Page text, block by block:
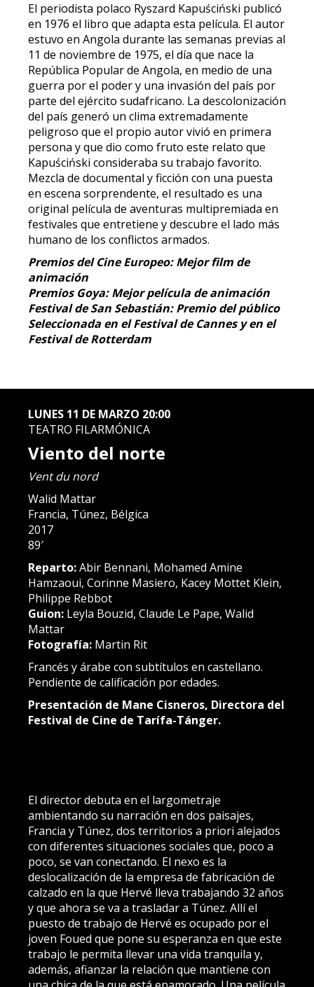
El periodista polaco Ryszard Kapuściński publicó
en 1976 el libro que adapta esta película. El autor
estuvo en Angola durante las semanas previas al
11 de noviembre de 1975, el día que nace la
República Popular de Angola, en medio de una
guerra por el poder y una invasión del país por
parte del ejército sudafricano. La descolonización
del país generó un clima extremadamente
peligroso que el propio autor vivió en primera
persona y que dio como fruto este relato que
Kapuściński consideraba su trabajo favorito.
Mezcla de documental y ficción con una puesta
en escena sorprendente, el resultado es una
original película de aventuras multipremiada en
festivales que entretiene y descubre el lado más
humano de los conflictos armados.
Premios del Cine Europeo: Mejor film de
animación
Premios Goya: Mejor película de animación
Festival de San Sebastián: Premio del público
Seleccionada en el Festival de Cannes y en el
Festival de Rotterdam
LUNES 11 DE MARZO 20:00
TEATRO FILARMÓNICA
Viento del norte
Vent du nord
Walid Mattar
Francia, Túnez, Bélgica
2017
89′
Reparto:Abir Bennani, Mohamed Amine
Hamzaoui, Corinne Masiero, Kacey Mottet Klein,
Philippe Rebbot
Guion: Leyla Bouzid, Claude Le Pape, Walid
Mattar
Fotografía: Martin Rit
Francés y árabe con subtítulos en castellano.
Pendiente de calificación por edades.
Presentación de Mane Cisneros, Directora del
Festival de Cine de Tarífa-Tánger.
El director debuta en el largometraje
ambientando su narración en dos paisajes,
Francia y Túnez, dos territorios a priori alejados
con diferentes situaciones sociales que, poco a
poco, se van conectando. El nexo es la
deslocalización de la empresa de fabricación de
calzado en la que Hervé lleva trabajando 32 años
y que ahora se va a trasladar a Túnez. Allí el
puesto de trabajo de Hervé es ocupado por el
joven Foued que pone su esperanza en que este
trabajo le permita llevar una vida tranquila y,
además, afianzar la relación que mantiene con